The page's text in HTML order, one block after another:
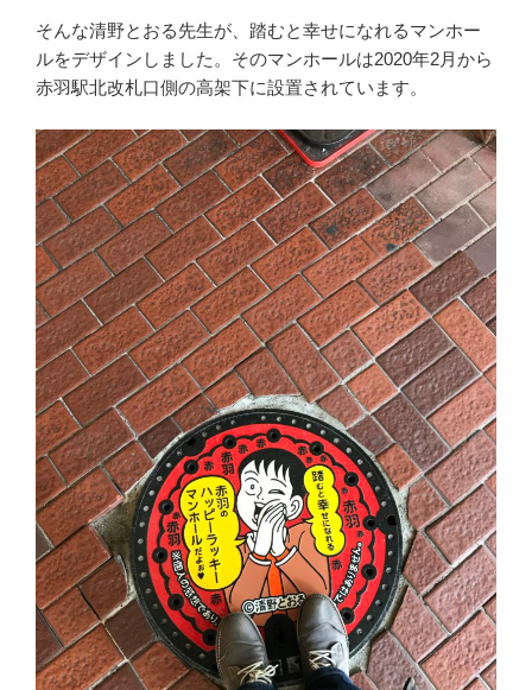
そんな清野とおる先生が、踏むと幸せになれるマンホー
ルをデザインしました。そのマンホールは2020年2月から
赤羽駅北改札口側の高架下に設置されています。